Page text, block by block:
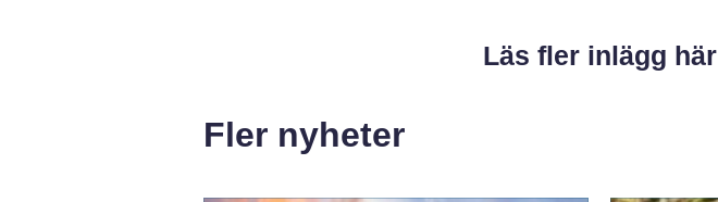
Läs fler inlägg här
Fler nyheter